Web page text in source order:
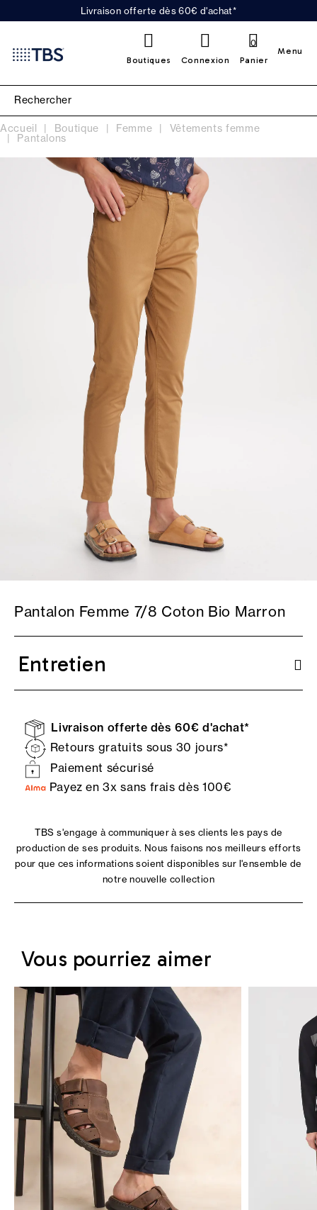
Livraison offerte dès 60€ d'achat*
Boutiques Connexion Panier
0
Menu
Accueil Boutique Femme Vêtements femme
Pantalons
Pantalon Femme 7/8 Coton Bio Marron
Entretien
Livraison offerte dès 60€ d'achat*
Retours gratuits sous 30 jours*
Paiement sécurisé
Payez en 3x sans frais dès 100€
TBS s'engage à communiquer à ses clients les pays de
production de ses produits. Nous faisons nos meilleurs efforts
pour que ces informations soient disponibles sur l'ensemble de
notre nouvelle collection
Vous pourriez aimer